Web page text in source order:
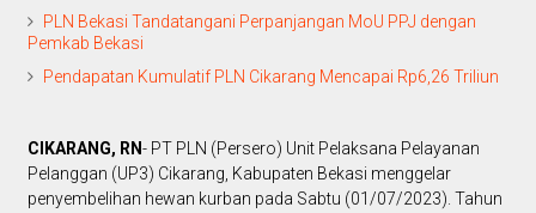
PLN Bekasi Tandatangani Perpanjangan MoU PPJ dengan
Pemkab Bekasi
Pendapatan Kumulatif PLN Cikarang Mencapai Rp6,26 Triliun
CIKARANG, RN- PT PLN (Persero) Unit Pelaksana Pelayanan
Pelanggan (UP3) Cikarang, Kabupaten Bekasi menggelar
penyembelihan hewan kurban pada Sabtu (01/07/2023). Tahun